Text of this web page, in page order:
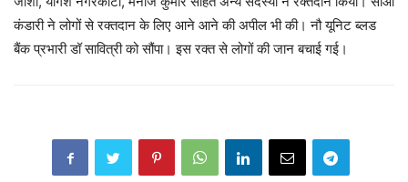
कंडारी ने लोगों से रक्तदान के लिए आने आने की अपील भी की। नौ यूनिट ब्लड
बैंक प्रभारी डॉ सावित्री को सौंपा। इस रक्त से लोगों की जान बचाई गई।